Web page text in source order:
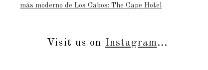
más moderno de Los Cabos: The Cape Hotel
Visit us on Instagram...